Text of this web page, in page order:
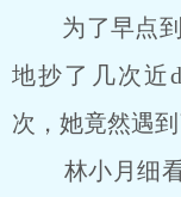
为了早点到
地抄了几次近
次，她竟然遇到
林小月细看